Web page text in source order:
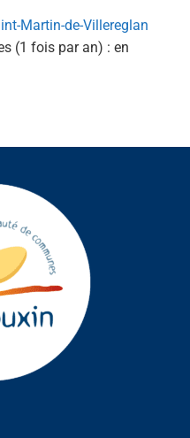
Martin-de-Villereglan
(1 fois par an) : en